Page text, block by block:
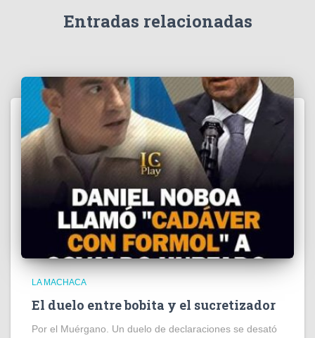
Entradas relacionadas
LA MACHACA
El duelo entre bobita y el sucretizador
Por el Muérgano. Un duelo de declaraciones se desató